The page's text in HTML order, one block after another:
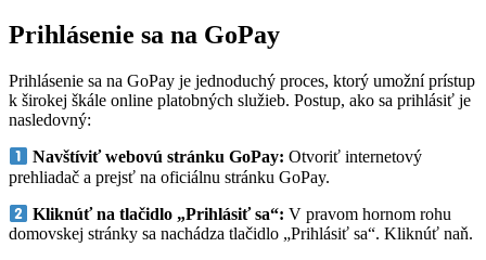
Prihlásenie sa na GoPay
Prihlásenie sa na GoPay je jednoduchý proces, ktorý umožní prístup
k širokej škále online platobných služieb. Postup, ako sa prihlásiť je
nasledovný:
Navštíviť webovú stránku GoPay: Otvoriť internetový
prehliadač a prejsť na oficiálnu stránku GoPay.
Kliknúť na tlačidlo „Prihlásiť sa“: V pravom hornom rohu
domovskej stránky sa nachádza tlačidlo „Prihlásiť sa“. Kliknúť naň.